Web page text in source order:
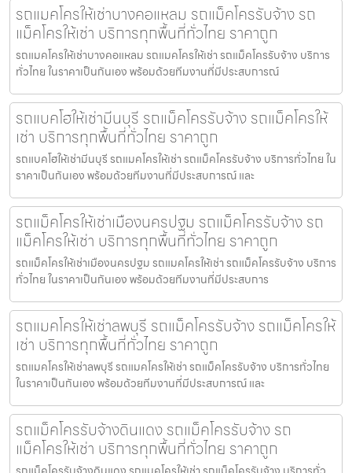
รถแมคโครให้เช่าบางคอแหลม รถแม็คโครรับจ้าง รถ
แม็คโครให้เช่า บริการทุกพื้นที่ทั่วไทย ราคาถูก
รถแมคโครให้เช่าบางคอแหลม รถแมคโครให้เช่า รถแม็คโครรับจ้าง บริการ
ทั่วไทย ในราคาเป็นกันเอง พร้อมด้วยทีมงานที่มีประสบการณ์
รถแบคโฮให้เช่ามีนบุรี รถแม็คโครรับจ้าง รถแม็คโครให้
เช่า บริการทุกพื้นที่ทั่วไทย ราคาถูก
รถแบคโฮให้เช่ามีนบุรี รถแมคโครให้เช่า รถแม็คโครรับจ้าง บริการทั่วไทย ใน
ราคาเป็นกันเอง พร้อมด้วยทีมงานที่มีประสบการณ์ และ
รถแม็คโครให้เช่าเมืองนครปฐม รถแม็คโครรับจ้าง รถ
แม็คโครให้เช่า บริการทุกพื้นที่ทั่วไทย ราคาถูก
รถแม็คโครให้เช่าเมืองนครปฐม รถแมคโครให้เช่า รถแม็คโครรับจ้าง บริการ
ทั่วไทย ในราคาเป็นกันเอง พร้อมด้วยทีมงานที่มีประสบการ
รถแมคโครให้เช่าลพบุรี รถแม็คโครรับจ้าง รถแม็คโครให้
เช่า บริการทุกพื้นที่ทั่วไทย ราคาถูก
รถแมคโครให้เช่าลพบุรี รถแมคโครให้เช่า รถแม็คโครรับจ้าง บริการทั่วไทย
ในราคาเป็นกันเอง พร้อมด้วยทีมงานที่มีประสบการณ์ และ
รถแม็คโครรับจ้างดินแดง รถแม็คโครรับจ้าง รถ
แม็คโครให้เช่า บริการทุกพื้นที่ทั่วไทย ราคาถูก